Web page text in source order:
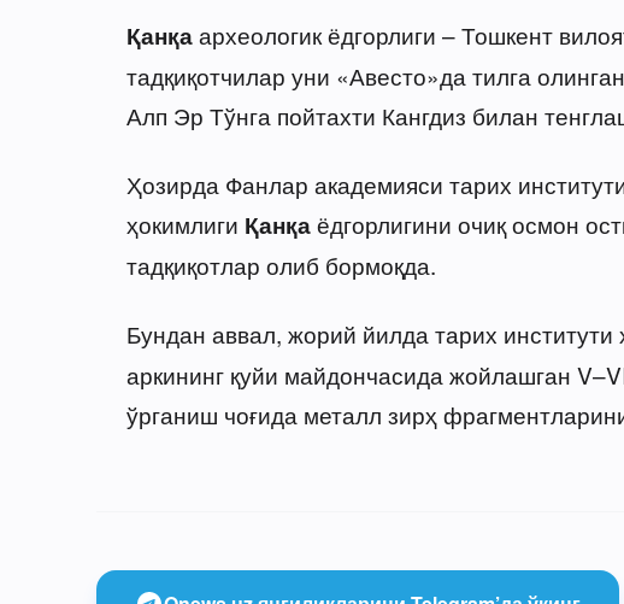
Қанқаархеологик ёдгорлиги – Тошкент
тадқиқотчилар уни «Авесто»да тилга
Алп Эр Тўнга пойтахти Кангдиз билан
Ҳозирда Фанлар академияси тарих
ҳокимлиги Қанқаёдгорлигини очиқ осмон
тадқиқотлар олиб бормоқда.
Бундан аввал, жорий йилда тарих институти
аркининг қуйи майдончасида жойлашган
ўрганиш чоғида металл зирҳ